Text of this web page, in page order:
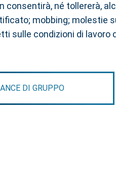
consentirà, né tollererà,
mobbing; molestie
sulle condizioni di
DI GRUPPO